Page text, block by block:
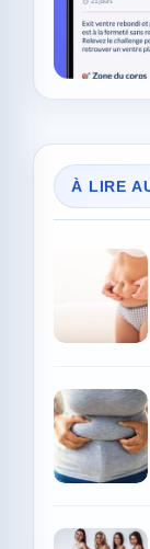
À LIRE